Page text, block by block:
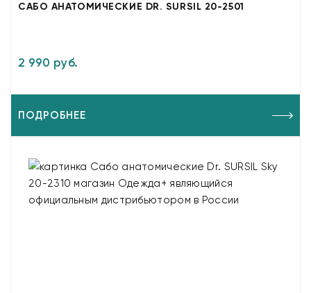
САБО АНАТОМИЧЕСКИЕ DR. SURSIL 20-2501
2 990 руб.
ПОДРОБНЕЕ